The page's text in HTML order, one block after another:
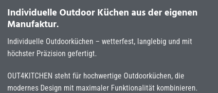
Individuelle Outdoor Küchen aus der eigenen
Manufaktur.
Individuelle Outdoorküchen – wetterfest, langlebig und mit
höchster Präzision gefertigt.
OUT4KITCHEN steht für hochwertige Outdoorküchen, die
modernes Design mit maximaler Funktionalität kombinieren.